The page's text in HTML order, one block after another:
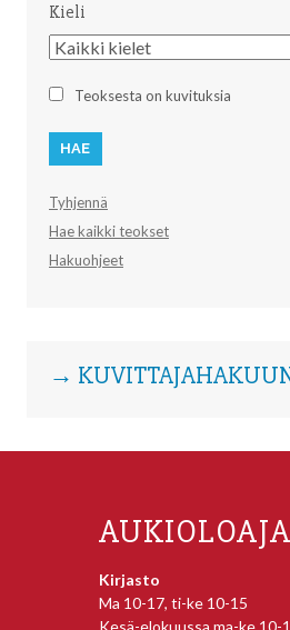
Kieli
Kieli
Teoksesta on kuvituksia
Tyhjennä
Hae kaikki teokset
Hakuohjeet
→
Kirjasto
Ma 10-17, ti-ke 10-15
Kesä-elokuussa ma-ke 10-